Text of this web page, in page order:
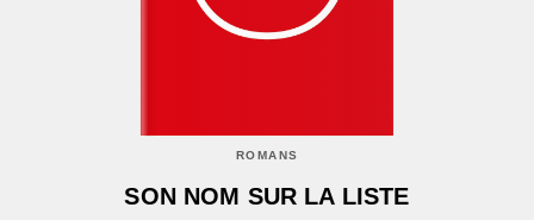
ROMANS
SON NOM SUR LA LISTE